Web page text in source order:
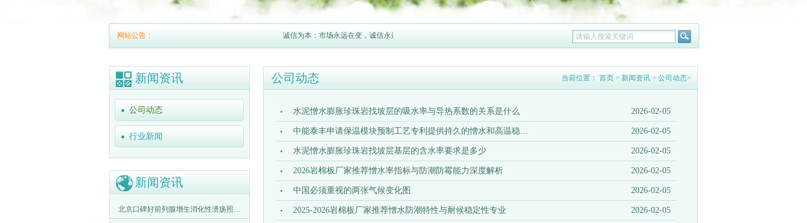
网站公告： 诚信为本：市场永远在变，诚信永远不变。
新闻资讯
公司动态
行业新闻
新闻资讯
北京口碑好前列腺增生消化性溃疡照护！泰和睿园养老院异地老人适
公司动态 当前位置： 首页 > 新闻资讯 > 公司动态>
水泥憎水膨胀珍珠岩找坡层的吸水率与导热系数的关系是什么 2026-02-05
中能泰丰申请保温模块预制工艺专利提供持久的憎水和高温稳定性 2026-02-05
水泥憎水膨胀珍珠岩找坡层基层的含水率要求是多少 2026-02-05
2026岩棉板厂家推荐憎水率指标与防潮防霉能力深度解析 2026-02-05
中国必须重视的两张气候变化图 2026-02-05
2025-2026岩棉板厂家推荐憎水防潮特性与耐候稳定性专业 2026-02-05